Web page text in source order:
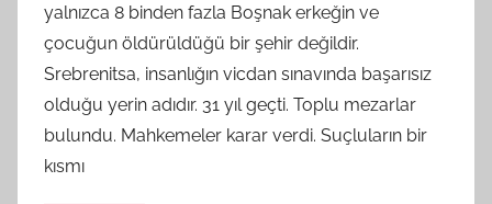
t
a
r
a
f
yalnızca 8 binden fazla Boşnak erkeğin ve
çocuğun öldürüldüğü bir şehir değildir.
Srebrenitsa, insanlığın vicdan sınavında başarısız
olduğu yerin adıdır. 31 yıl geçti. Toplu mezarlar
bulundu. Mahkemeler karar verdi. Suçluların bir
kısmı